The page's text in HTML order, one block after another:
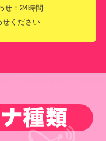
せ：24時間
ください